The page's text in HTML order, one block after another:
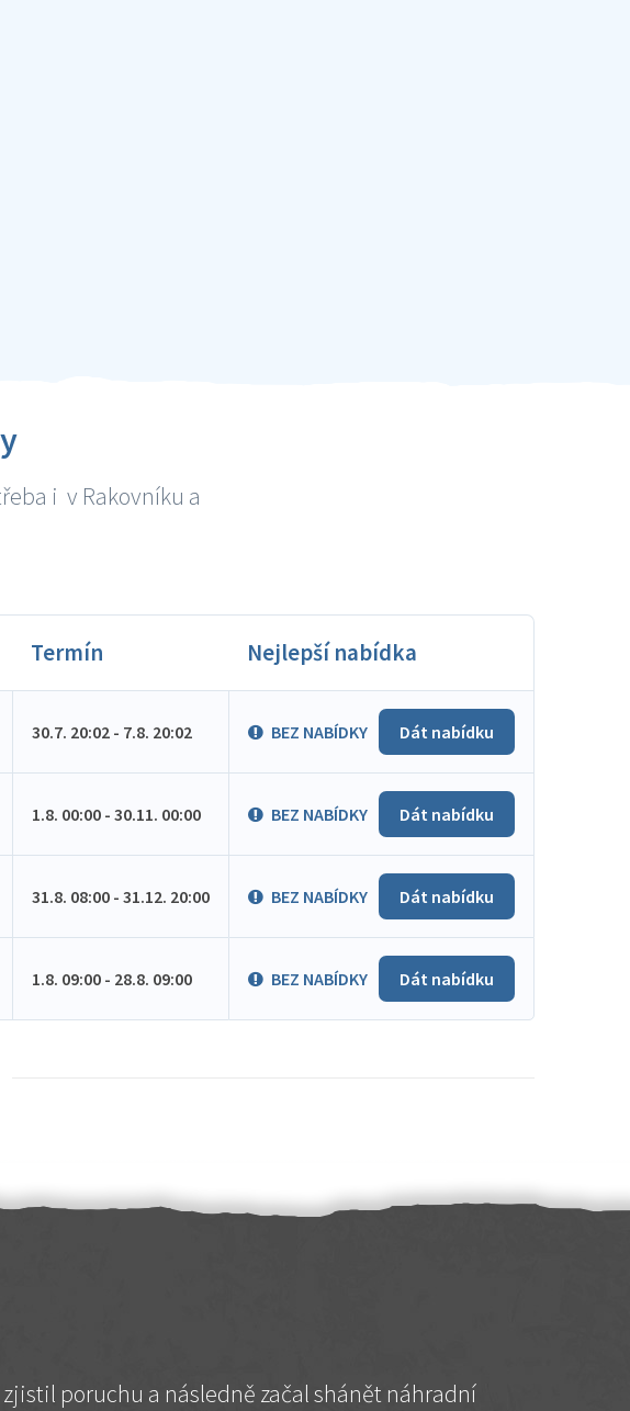
i v Rakovníku a
Termín Nejlepší nabídka
30.7. 20:02 - 7.8. 20:02 BEZ NABÍDKY Dát nabídku
1.8. 00:00 - 30.11. 00:00 BEZ NABÍDKY Dát nabídku
31.8. 08:00 - 31.12. 20:00 BEZ NABÍDKY Dát nabídku
1.8. 09:00 - 28.8. 09:00 BEZ NABÍDKY Dát nabídku
poruchu a následně začal shánět náhradní